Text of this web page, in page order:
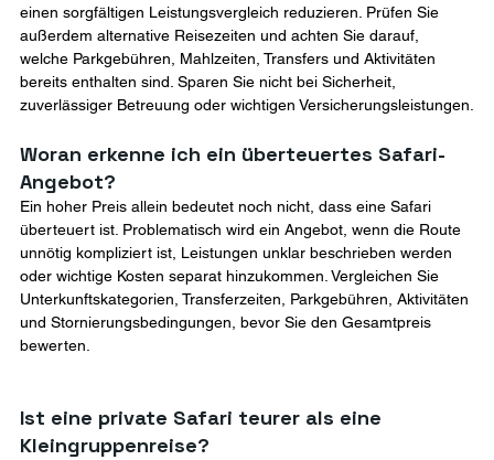
einen sorgfältigen Leistungsvergleich reduzieren. Prüfen Sie
außerdem alternative Reisezeiten und achten Sie darauf,
welche Parkgebühren, Mahlzeiten, Transfers und Aktivitäten
bereits enthalten sind. Sparen Sie nicht bei Sicherheit,
zuverlässiger Betreuung oder wichtigen Versicherungsleistungen.
Woran erkenne ich ein überteuertes Safari-
Angebot?
Ein hoher Preis allein bedeutet noch nicht, dass eine Safari
überteuert ist. Problematisch wird ein Angebot, wenn die Route
unnötig kompliziert ist, Leistungen unklar beschrieben werden
oder wichtige Kosten separat hinzukommen. Vergleichen Sie
Unterkunftskategorien, Transferzeiten, Parkgebühren, Aktivitäten
und Stornierungsbedingungen, bevor Sie den Gesamtpreis
bewerten.
Ist eine private Safari teurer als eine
Kleingruppenreise?